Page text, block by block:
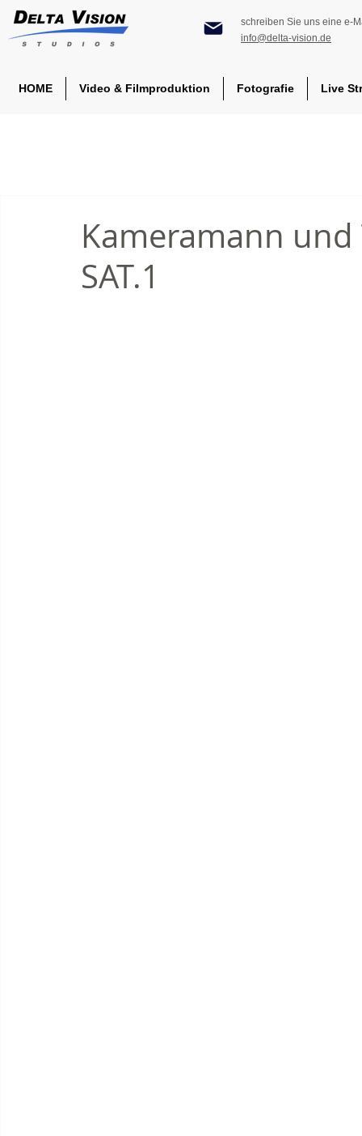
schreiben Sie uns eine e-
info@delta-vision.de
HOME Video & Filmproduktion Fotografie Live
Kameramann
SAT.1